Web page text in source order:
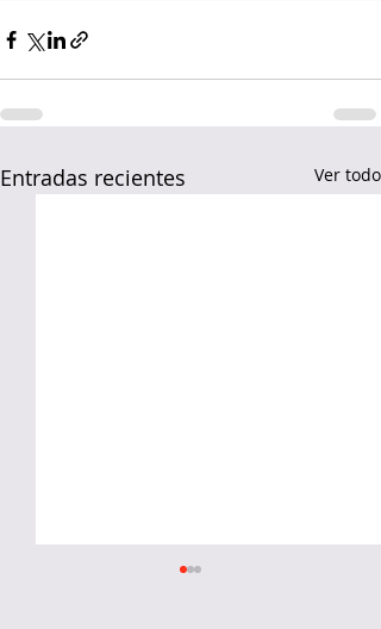
Entradas recientes Ver todo